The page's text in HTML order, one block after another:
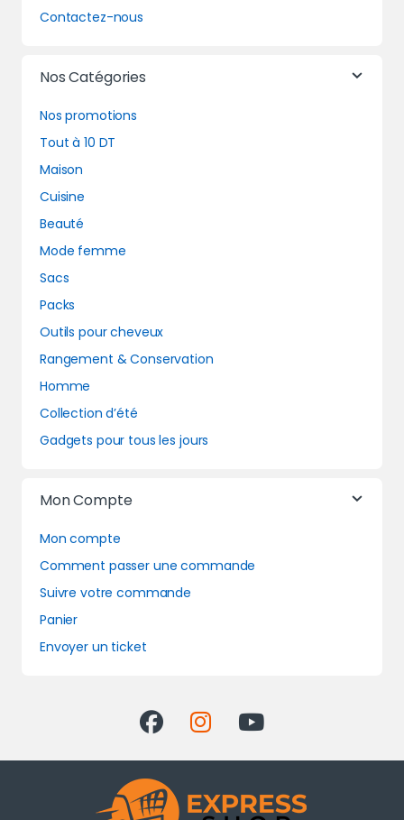
Contactez-nous
Nos Catégories
Nos promotions
Tout à 10 DT
Maison
Cuisine
Beauté
Mode femme
Sacs
Packs
Outils pour cheveux
Rangement & Conservation
Homme
Collection d’été
Gadgets pour tous les jours
Mon Compte
Mon compte
Comment passer une commande
Suivre votre commande
Panier
Envoyer un ticket